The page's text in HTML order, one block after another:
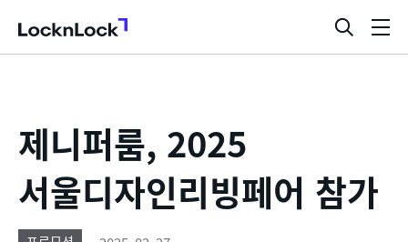
LocknLock
검
색
제니퍼룸, 2025
서울디자인리빙페어 참가